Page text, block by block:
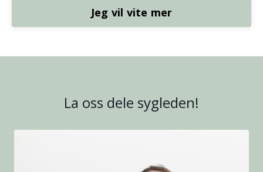
Jeg vil vite mer
La oss dele sygleden!